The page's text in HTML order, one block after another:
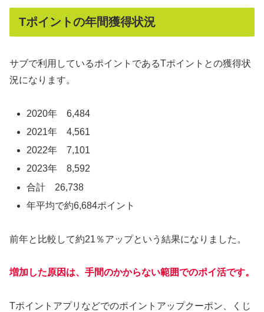
Tポイントの年間獲得状況
サブで利用しているポイントであるTポイントとの獲得状
況になります。
2020年 6,484
2021年 4,561
2022年 7,101
2023年 8,592
合計 26,738
年平均で約6,684ポイント
前年と比較して約21％アップという結果になりました。
増加した原因は、手間のかからない範囲でのポイ活です。
Tポイントアプリなどでのポイントアップクーポン、くじ